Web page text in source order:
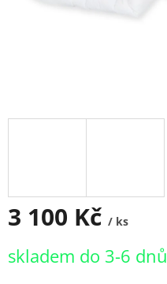
3 100 Kč / ks
cena:
skladem do 3-6 dnů